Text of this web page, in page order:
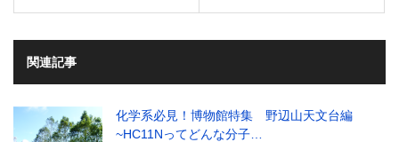
関連記事
化学系必見！博物館特集 野辺山天文台編
~HC11Nってどんな分子…